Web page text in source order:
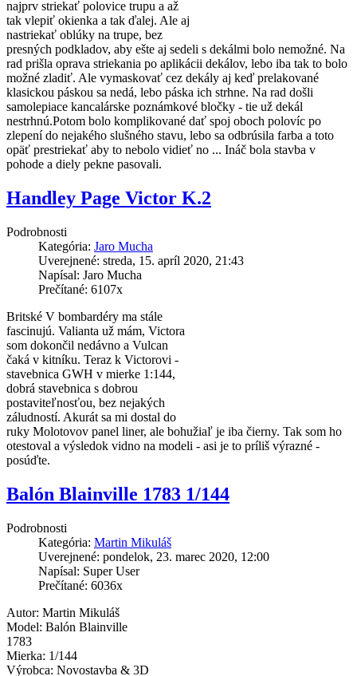
najprv striekať polovice trupu a až
tak vlepiť okienka a tak ďalej. Ale aj
nastriekať oblúky na trupe, bez
presných podkladov, aby ešte aj sedeli s dekálmi bolo nemožné. Na
rad prišla oprava striekania po aplikácii dekálov, lebo iba tak to bolo
možné zladiť. Ale vymaskovať cez dekály aj keď prelakované
klasickou páskou sa nedá, lebo páska ich strhne. Na rad došli
samolepiace kancalárske poznámkové bločky - tie už dekál
nestrhnú.Potom bolo komplikované dať spoj oboch polovíc po
zlepení do nejakého slušného stavu, lebo sa odbrúsila farba a toto
opäť prestriekať aby to nebolo vidieť no ... Ináč bola stavba v
pohode a diely pekne pasovali.
Handley Page Victor K.2
Podrobnosti
Kategória: Jaro Mucha
Uverejnené: streda, 15. apríl 2020, 21:43
Napísal: Jaro Mucha
Prečítané: 6107x
Britské V bombardéry ma stále
fascinujú. Valianta už mám, Victora
som dokončil nedávno a Vulcan
čaká v kitníku. Teraz k Victorovi -
stavebnica GWH v mierke 1:144,
dobrá stavebnica s dobrou
postaviteľnosťou, bez nejakých
záludností. Akurát sa mi dostal do
ruky Molotovov panel liner, ale bohužiaľ je iba čierny. Tak som ho
otestoval a výsledok vidno na modeli - asi je to príliš výrazné -
posúďte.
Balón Blainville 1783 1/144
Podrobnosti
Kategória: Martin Mikuláš
Uverejnené: pondelok, 23. marec 2020, 12:00
Napísal: Super User
Prečítané: 6036x
Autor: Martin Mikuláš
Model: Balón Blainville
1783
Mierka: 1/144
Výrobca: Novostavba & 3D